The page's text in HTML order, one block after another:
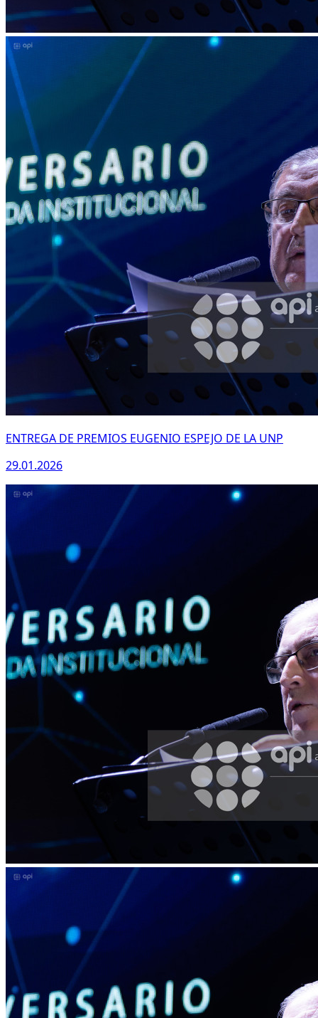
ENTREGA DE PREMIOS EUGENIO ESPEJO DE LA UNP
29.01.2026